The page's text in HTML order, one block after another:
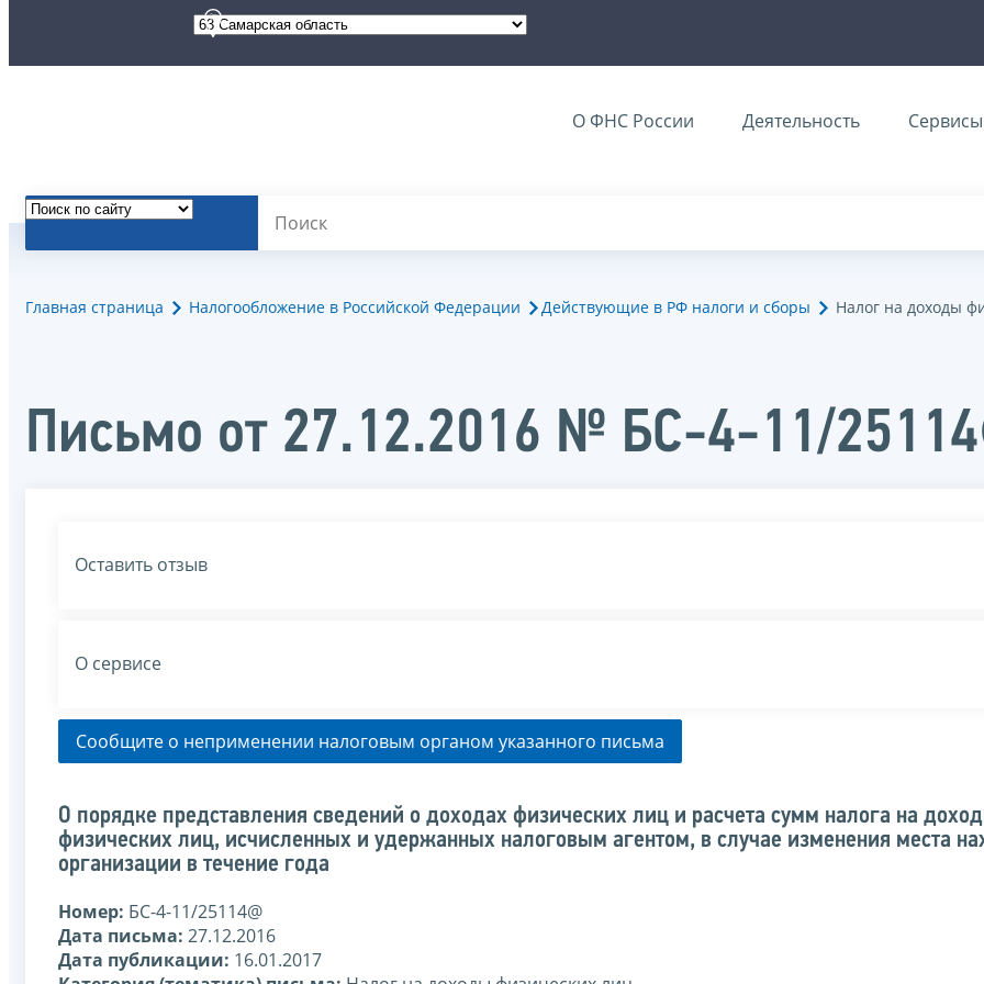
О ФНС России Деятельность Сервисы
Главная страница Налогообложение в Российской Федерации Действующие в РФ налоги и сборы Налог на доходы
Письмо от 27.12.2016 № БС-4-11/
Оставить отзыв
О сервисе
Сообщите о неприменении налоговым органом указанного письма
О порядке представления сведений о доходах физических лиц и расчета сумм налога на
физических лиц, исчисленных и удержанных налоговым агентом, в случае изменения места
организации в течение года
Номер: БС-4-11/25114@
Дата письма: 27.12.2016
Дата публикации: 16.01.2017